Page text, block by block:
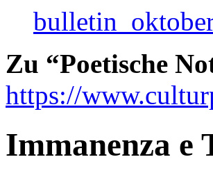
Zu “Poetische
https://
Immanenza e